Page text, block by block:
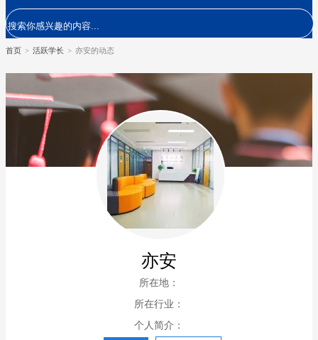
首页 > 活跃学长 > 亦安的动态
亦安
所在地：
所在行业：
个人简介：